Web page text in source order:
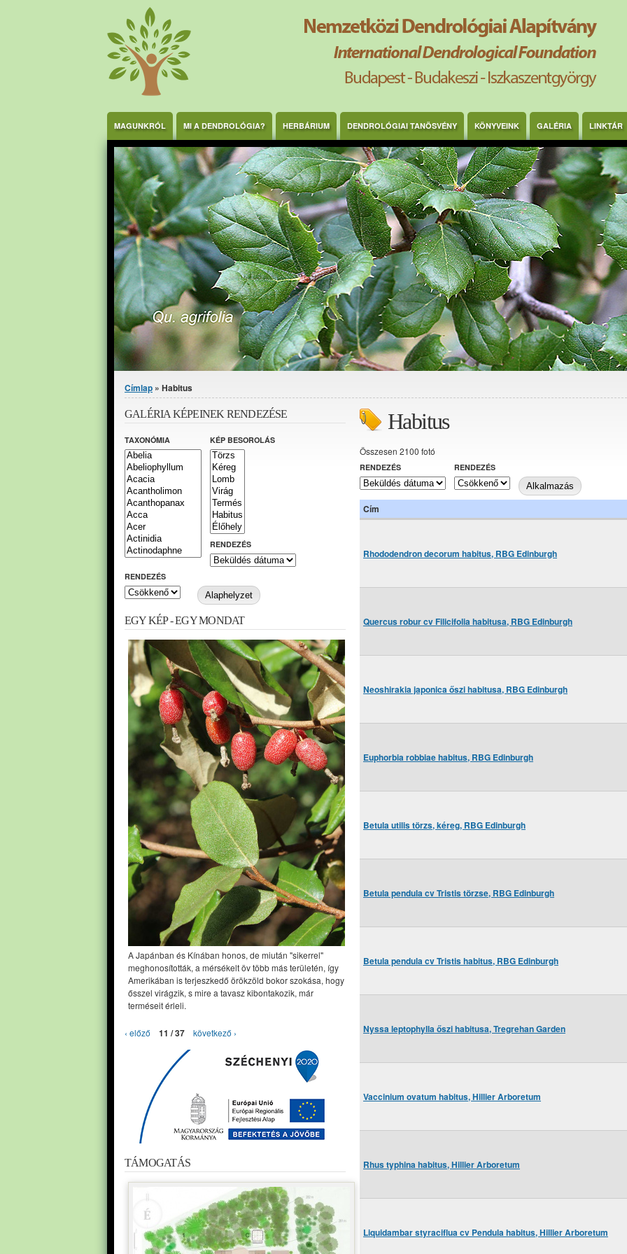
MAGUNKRÓL MI A DENDROLÓGIA? HERBÁRIUM DENDROLÓGIAI TANÖSVÉNY KÖNYVEINK GALÉRIA LINKTÁR
Jelenlegi hely
Címlap » Habitus
Habitus
Összesen 2100 fotó
RENDEZÉS RENDEZÉS
Cím
Rhododendron decorum habitus, RBG Edinburgh
Quercus robur cv Filicifolia habitusa, RBG Edinburgh
Neoshirakia japonica őszi habitusa, RBG Edinburgh
Euphorbia robbiae habitus, RBG Edinburgh
Betula utilis törzs, kéreg, RBG Edinburgh
Betula pendula cv Tristis törzse, RBG Edinburgh
Betula pendula cv Tristis habitus, RBG Edinburgh
Nyssa leptophylla őszi habitusa, Tregrehan Garden
Vaccinium ovatum habitus, Hillier Arboretum
Rhus typhina habitus, Hillier Arboretum
Liquidambar styraciflua cv Pendula habitus, Hillier Arboretum
GALÉRIA KÉPEINEK RENDEZÉSE
TAXONÓMIA KÉP BESOROLÁS
RENDEZÉS
RENDEZÉS
EGY KÉP - EGY MONDAT
A Japánban és Kínában honos, de miután "sikerrel"
meghonosították, a mérsékelt öv több más területén, így
Amerikában is terjeszkedő örökzöld bokor szokása, hogy
ősszel virágzik, s mire a tavasz kibontakozik, már
terméseit érleli.
‹ előző 11 / 37 következő ›
TÁMOGATÁS